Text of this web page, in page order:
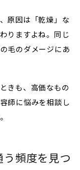
原因は「乾燥」な
りますよね。同じ
毛のダメージにあ
きも、高価なもの
師に悩みを相談し
頻度を見つ